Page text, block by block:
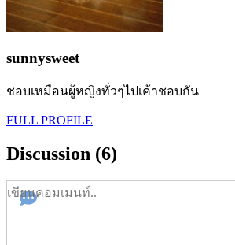
sunnysweet
ชอบเหมือนผู้หญิงทั่วๆไปเค้าชอบกัน
FULL PROFILE
Discussion (6)